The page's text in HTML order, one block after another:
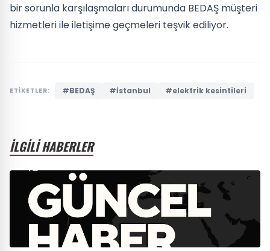
bir sorunla karşılaşmaları durumunda BEDAŞ müşteri
hizmetleri ile iletişime geçmeleri teşvik ediliyor.
ETİKETLER: #BEDAŞ #İstanbul #elektrik kesintileri
İLGİLİ HABERLER